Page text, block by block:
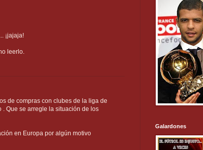
¡jajaja!
leerlo.
de compras con clubes de la liga de
Que se arregle la situación de los
en Europa por algún motivo
Galardones